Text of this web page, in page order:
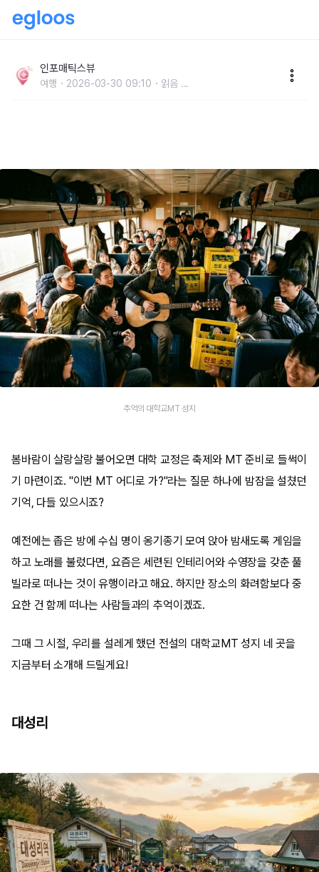
학교MT, 지금 가도 설렐까?
인포매틱스뷰
여행 2026-03-30 09:10 읽음 ...
추억의 대학교MT 성지
봄바람이 살랑살랑 불어오면 대학 교정은 축제와 MT 준비로 들썩이
기 마련이죠. "이번 MT 어디로 가?"라는 질문 하나에 밤잠을 설쳤던
기억, 다들 있으시죠?
예전에는 좁은 방에 수십 명이 옹기종기 모여 앉아 밤새도록 게임을
하고 노래를 불렀다면, 요즘은 세련된 인테리어와 수영장을 갖춘 풀
빌라로 떠나는 것이 유행이라고 해요. 하지만 장소의 화려함보다 중
요한 건 함께 떠나는 사람들과의 추억이겠죠.
그때 그 시절, 우리를 설레게 했던 전설의 대학교MT 성지 네 곳을
지금부터 소개해 드릴게요!
대성리